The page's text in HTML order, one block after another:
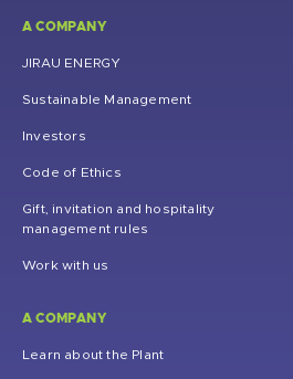
A COMPANY
JIRAU ENERGY
Sustainable Management
Investors
Code of Ethics
Gift, invitation and hospitality
management rules
Work with us
A COMPANY
Learn about the Plant